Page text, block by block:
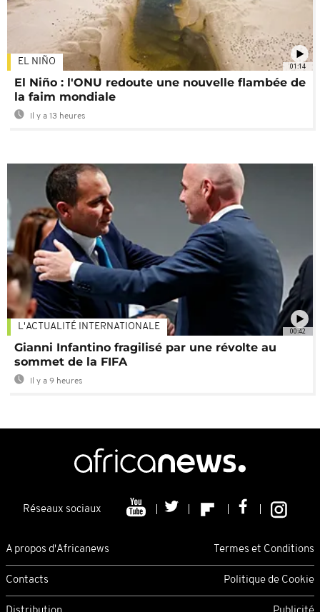
01:14
EL NIÑO
El Niño : l'ONU redoute une nouvelle flambée de
la faim mondiale
Il y a 13 heures
00:42
L'ACTUALITÉ INTERNATIONALE
Gianni Infantino fragilisé par une révolte au
sommet de la FIFA
Il y a 9 heures
Réseaux sociaux
A propos d'Africanews Termes et Conditions
Contacts Politique de Cookie